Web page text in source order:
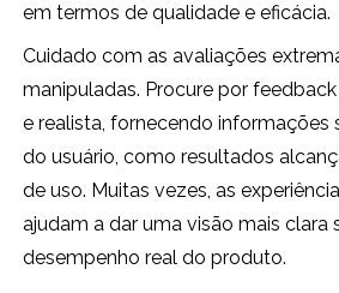
em termos de qualidade e eficácia.
Cuidado com as avaliações
manipuladas. Procure por
e realista, fornecendo informações
do usuário, como resultados
de uso. Muitas vezes, as
ajudam a dar uma visão mais clara
desempenho real do produto.